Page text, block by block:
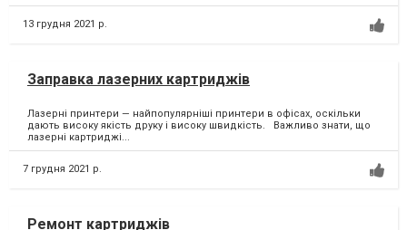
13 грудня 2021 р.
Заправка лазерних картриджів
Лазерні принтери — найпопулярніші принтери в офісах, оскільки
дають високу якість друку і високу швидкість. Важливо знати, що
лазерні картриджі...
7 грудня 2021 р.
Ремонт картриджів